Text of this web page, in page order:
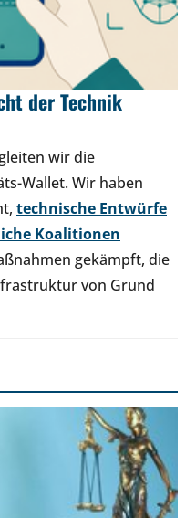
der Technik
wir die
Wallet. Wir haben
technische Entwürfe
Koalitionen
gekämpft, die
von Grund